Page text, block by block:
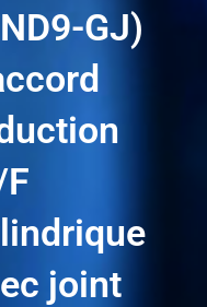
GJ)
joint